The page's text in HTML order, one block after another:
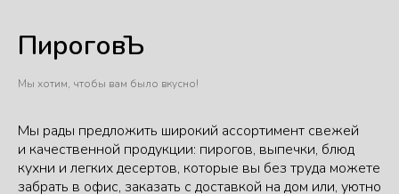
ПироговЪ
Мы хотим, чтобы вам было вкусно!
Мы рады предложить широкий ассортимент свежей
и качественной продукции: пирогов, выпечки, блюд
кухни и легких десертов, которые вы без труда можете
забрать в офис, заказать с доставкой на дом или, уютно